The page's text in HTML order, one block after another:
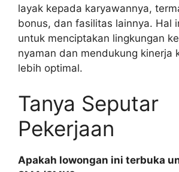
layak kepada karyawannya,
bonus, dan fasilitas lainnya. Hal
untuk menciptakan lingkungan
nyaman dan mendukung kinerja
lebih optimal.
Tanya Seputar
Pekerjaan
Apakah lowongan ini terbuka